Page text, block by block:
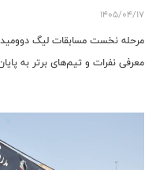
1405/04/17
مرحله نخست مسابقات لیگ
معرفی نفرات و تیم‌های برتر به